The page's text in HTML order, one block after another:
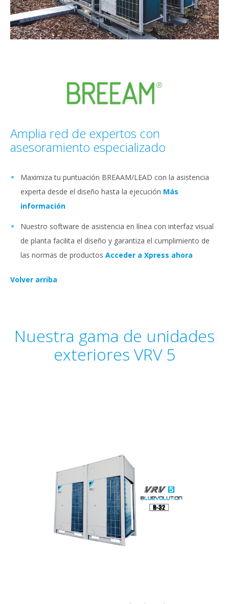
Amplia red de expertos con
asesoramiento especializado
Maximiza tu puntuación BREAAM/LEAD con la asistencia
experta desde el diseño hasta la ejecución Más
información
Nuestro software de asistencia en línea con interfaz visual
de planta facilita el diseño y garantiza el cumplimiento de
las normas de productos Acceder a Xpress ahora
Volver arriba
Nuestra gama de unidades
exteriores VRV 5